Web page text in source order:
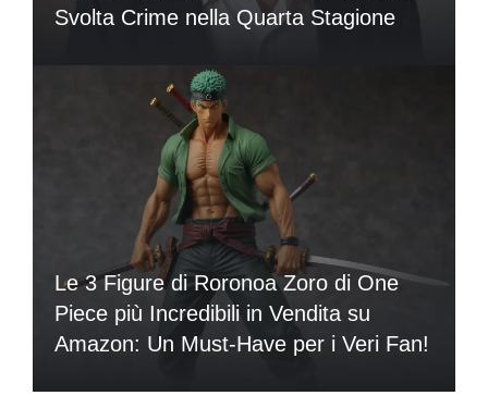
Svolta Crime nella Quarta Stagione
Le 3 Figure di Roronoa Zoro di One
Piece più Incredibili in Vendita su
Amazon: Un Must-Have per i Veri Fan!